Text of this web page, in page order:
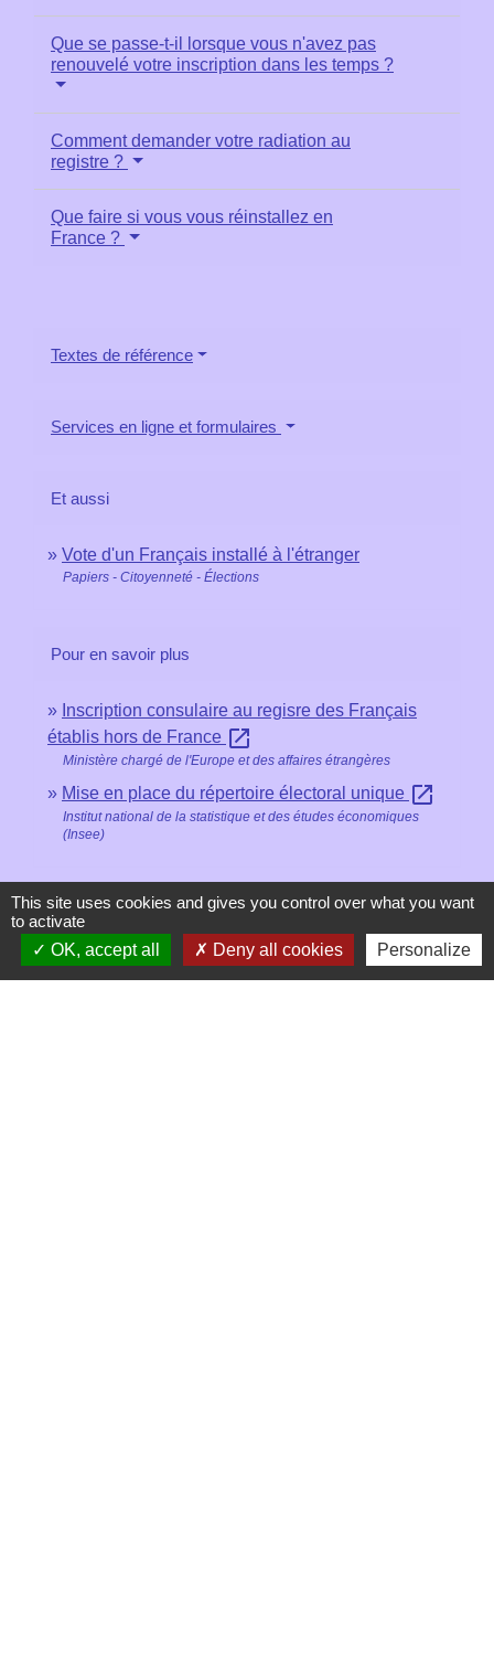
Que se passe-t-il lorsque vous n'avez pas
renouvelé votre inscription dans les temps ?
Comment demander votre radiation au
registre ?
Que faire si vous vous réinstallez en
France ?
Textes de référence
Services en ligne et formulaires
Et aussi
Vote d'un Français installé à l'étranger
Papiers - Citoyenneté - Élections
Pour en savoir plus
Inscription consulaire au regisre des Français
établis hors de France open_in_new
Ministère chargé de l'Europe et des affaires étrangères
Mise en place du répertoire électoral unique open_in_new
Institut national de la statistique et des études économiques
(Insee)
Signaler une erreur sur cette page
This site uses cookies and gives you control over what you want
to activate
OK, accept all
Deny all cookies Personalize